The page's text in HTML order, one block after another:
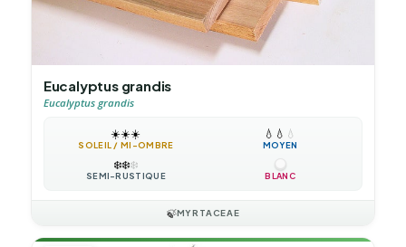
Eucalyptus grandis
Eucalyptus grandis
☀️☀️☀️
SOLEIL / MI-OMBRE
💧 💧 💧
MOYEN
❄️❄️❄️
SEMI-RUSTIQUE BLANC
🍃MYRTACEAE